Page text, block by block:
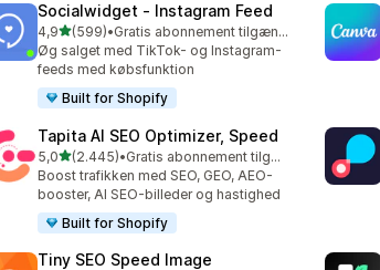
Socialwidget ‑ Instagram Feed
4,9ud af 5 stjerner
(599)
599 anmeldelser i alt
•
Gratis abonnement tilgængeligt
Øg salget med TikTok- og Instagram-
feeds med købsfunktion
Built for Shopify
Tapita AI SEO Optimizer, Speed
5,0ud af 5 stjerner
(2.445)
2445 anmeldelser i alt
•
Gratis abonnement tilgængeligt
Boost trafikken med SEO, GEO, AEO-
booster, AI SEO-billeder og hastighed
Built for Shopify
Tiny SEO Speed Image